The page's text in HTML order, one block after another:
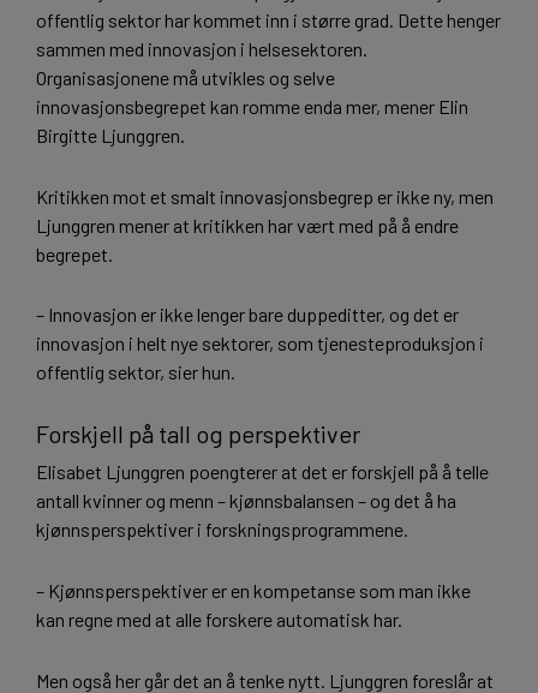
offentlig sektor har kommet inn i større grad. Dette henger
sammen med innovasjon i helsesektoren.
Organisasjonene må utvikles og selve
innovasjonsbegrepet kan romme enda mer, mener Elin
Birgitte Ljunggren.
Kritikken mot et smalt innovasjonsbegrep er ikke ny, men
Ljunggren mener at kritikken har vært med på å endre
begrepet.
– Innovasjon er ikke lenger bare duppeditter, og det er
innovasjon i helt nye sektorer, som tjenesteproduksjon i
offentlig sektor, sier hun.
Forskjell på tall og perspektiver
Elisabet Ljunggren poengterer at det er forskjell på å telle
antall kvinner og menn – kjønnsbalansen – og det å ha
kjønnsperspektiver i forskningsprogrammene.
– Kjønnsperspektiver er en kompetanse som man ikke
kan regne med at alle forskere automatisk har.
Men også her går det an å tenke nytt. Ljunggren foreslår at